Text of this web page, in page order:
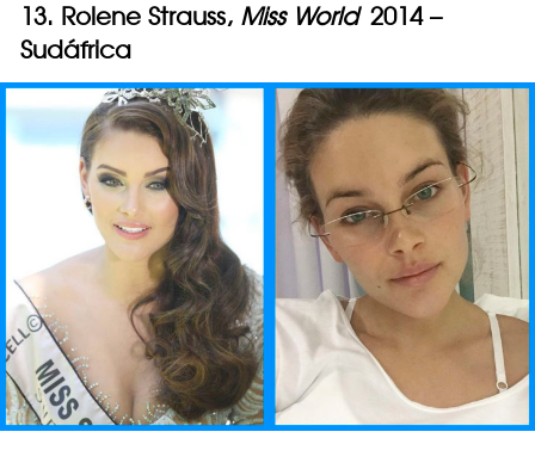
13. Rolene Strauss, Miss World 2014 –
Sudáfrica